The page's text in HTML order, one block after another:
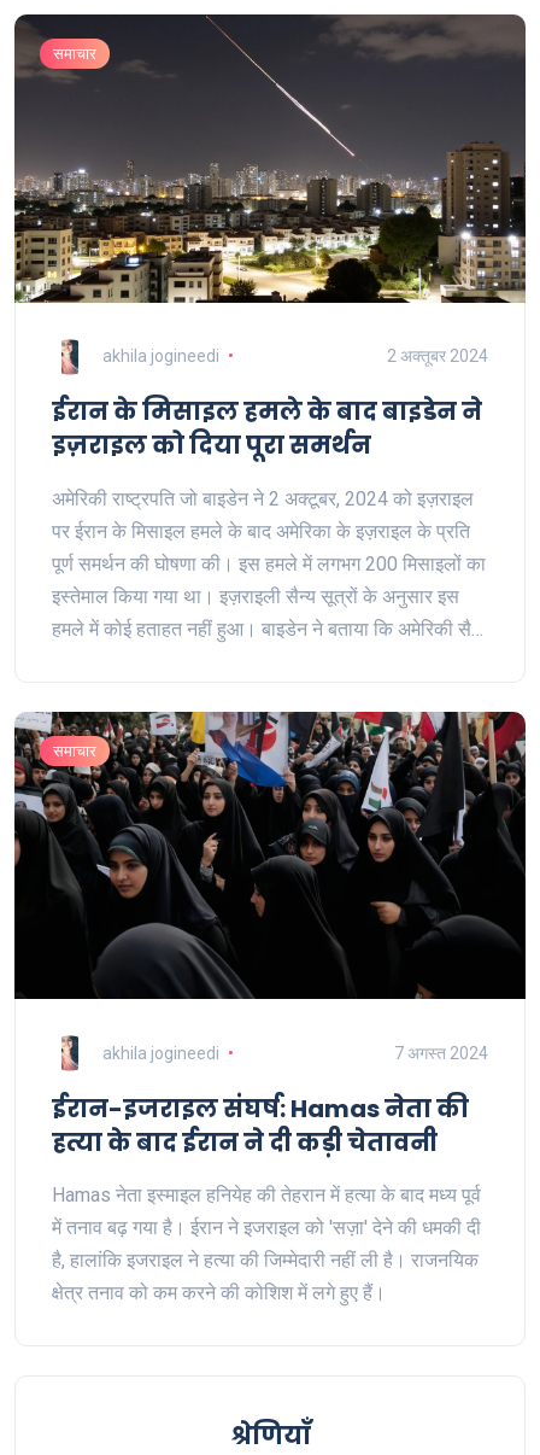
समाचार
akhila jogineedi 2 अक्तूबर 2024
ईरान के मिसाइल हमले के बाद बाइडेन ने
इज़राइल को दिया पूरा समर्थन
अमेरिकी राष्ट्रपति जो बाइडेन ने 2 अक्टूबर, 2024 को इज़राइल
पर ईरान के मिसाइल हमले के बाद अमेरिका के इज़राइल के प्रति
पूर्ण समर्थन की घोषणा की। इस हमले में लगभग 200 मिसाइलों का
इस्तेमाल किया गया था। इज़राइली सैन्य सूत्रों के अनुसार इस
हमले में कोई हताहत नहीं हुआ। बाइडेन ने बताया कि अमेरिकी सैन्य
समाचार
akhila jogineedi 7 अगस्त 2024
ईरान-इजराइल संघर्ष: Hamas नेता की
हत्या के बाद ईरान ने दी कड़ी चेतावनी
Hamas नेता इस्माइल हनियेह की तेहरान में हत्या के बाद मध्य पूर्व
में तनाव बढ़ गया है। ईरान ने इजराइल को 'सज़ा' देने की धमकी दी
है, हालांकि इजराइल ने हत्या की जिम्मेदारी नहीं ली है। राजनयिक
क्षेत्र तनाव को कम करने की कोशिश में लगे हुए हैं।
श्रेणियाँ